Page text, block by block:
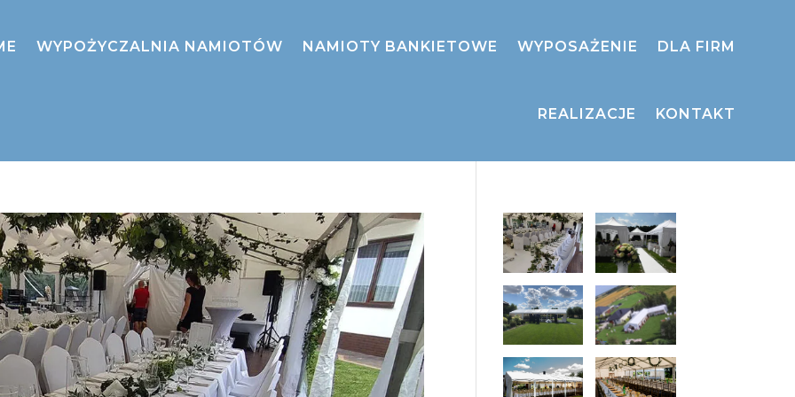
WYPOŻYCZALNIA NAMIOTÓW NAMIOTY BANKIETOWE WYPOSAŻENIE DLA FIRM
REALIZACJE KONTAKT